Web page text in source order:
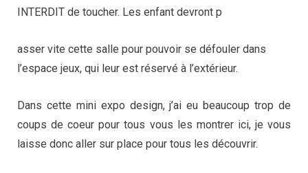
INTERDIT de toucher. Les enfant devront p
asser vite cette salle pour pouvoir se défouler dans
l’espace jeux, qui leur est réservé à l’extérieur.
Dans cette mini expo design, j’ai eu beaucoup trop de
coups de coeur pour tous vous les montrer ici, je vous
laisse donc aller sur place pour tous les découvrir.